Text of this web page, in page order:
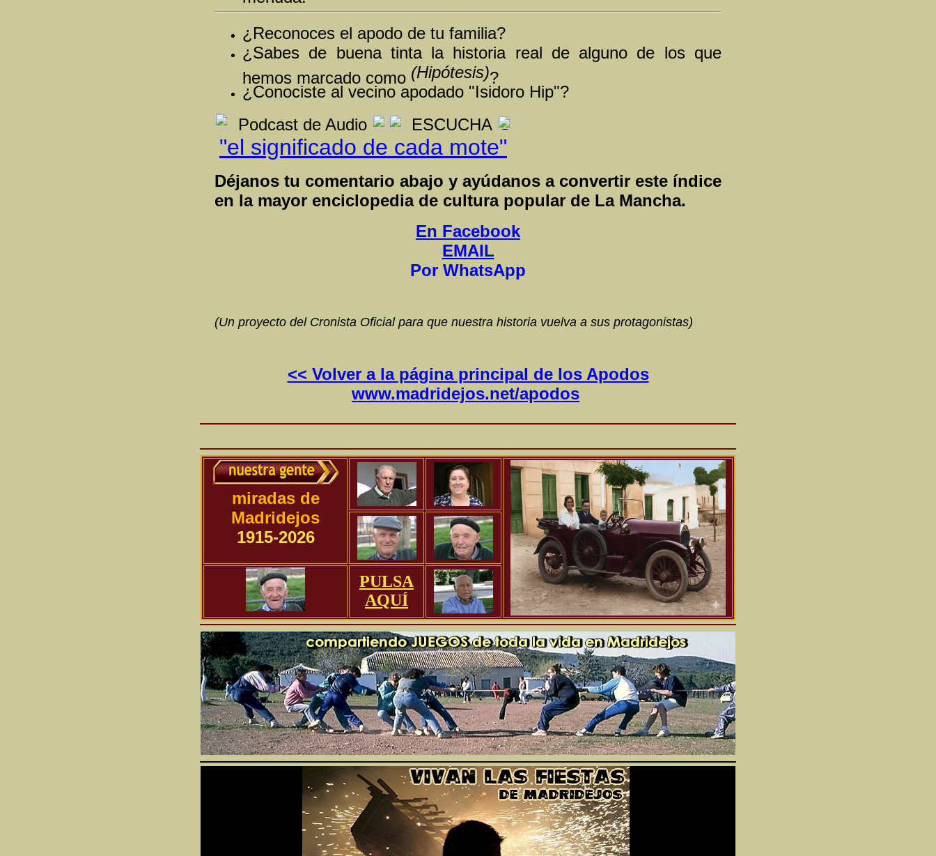
¿Reconoces el apodo de tu familia?
¿Sabes de buena tinta la historia real de alguno de los que
hemos marcado como (Hipótesis)?
¿Conociste al vecino apodado "Isidoro Hip"?
Podcast de Audio
ESCUCHA
"el significado de cada mote"
Déjanos tu comentario abajo y ayúdanos a convertir este índice
en la mayor enciclopedia de cultura popular de La Mancha.
En Facebook
EMAIL
Por WhatsApp
(Un proyecto del Cronista Oficial para que nuestra historia vuelva a sus protagonistas)
<< Volver a la página principal de los Apodos
www.madridejos.net/apodos
miradas de
Madridejos
1915-2026
PULSA
AQUÍ